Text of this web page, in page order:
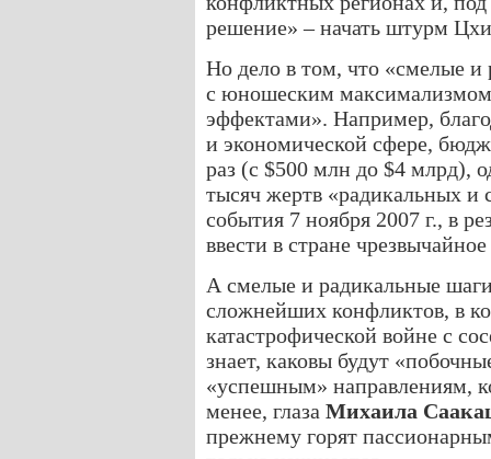
решение» – начать штурм
Но дело в том, что «смелые
с юношеским
эффектами». Например,
и экономической сфере,
раз (с $500 млн до $4 млрд),
тысяч жертв «радикальных
события 7 ноября 2007 г., в
ввести в стране
А смелые и радикальные
сложнейших конфликтов, в
катастрофической войне с
знает, каковы будут
«успешным» направлениям,
менее, глаза Михаила
прежнему горят